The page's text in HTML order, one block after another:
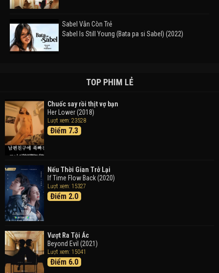
Sabel Vẫn Còn Trẻ
Sabel Is Still Young (Bata pa si Sabel) (2022)
Takas (2024)
Thám Tử Lừng Danh Conan 26: Tàu Ngầm Sắt Màu
Đen
Detective Conan: Black Iron Submarine (2023)
Trong Tranh
Doraemon the Movie: Nobita's Art World Tales (2025)
Tháng Ngày Tươi Đẹp
TOP PHIM LẺ
Chuốc say rồi thịt vợ bạn
Her Lower (2018)
Lượt xem: 23528
Điểm 7.3
Nếu Thời Gian Trở Lại
If Time Flow Back (2020)
Lượt xem: 15327
Điểm 2.0
Vượt Ra Tội Ác
Beyond Evil (2021)
Lượt xem: 15041
Điểm 6.0